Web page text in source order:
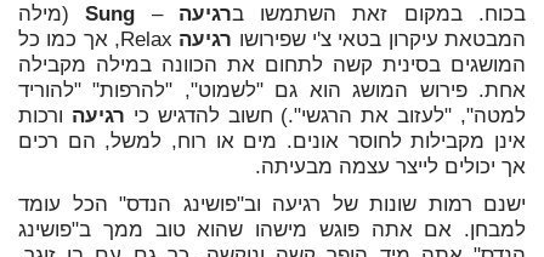
בכוח. במקום זאת השתמשו ברגיעה –
Sung(מילה
המבטאת עיקרון בטאי צ'י שפירושו רגיעה
Relax, אך כמו כל
המושגים בסינית קשה לתחום את הכוונה במילה מקבילה
אחת. פירוש המושג הוא גם "לשמוט", "להרפות" "להוריד
למטה", "לעזוב את הרגשי".) חשוב להדגיש כי רגיעה ורכות
אינן מקבילות לחוסר אונים. מים או רוח, למשל, הם רכים
אך יכולים לייצר עצמה מבעיתה.
ישנם רמות שונות של רגיעה וב"פושינג הנדס" הכל עומד
למבחן. אם אתה פוגש מישהו שהוא טוב ממך ב"פושינג